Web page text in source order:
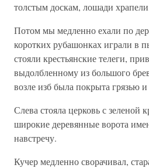
толстым доскам, лошади
Потом мы медленно ехали по
коротких рубашонках играли в
стояли крестьянские телеги,
выдолбленному из большого
возле изб была покрыта грязью
Слева стояла церковь с
широкие деревянные ворота
навстречу.
Кучер медленно сворачивал,